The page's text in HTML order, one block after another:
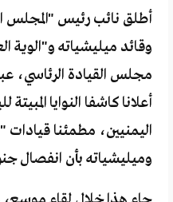
أطلق نائب رئيس "المجلس
وقائد ميليشياته و"الوية
مجلس القيادة الرئاسي،
أعلانا كاشفا النوايا
اليمنيين، مطمئنا قيادات
وميليشياته بأن انفصال